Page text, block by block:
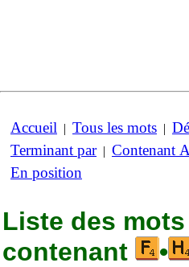
Accueil | Tous les mots |
Terminant par| Contenant
En position
Liste des
contenant
•